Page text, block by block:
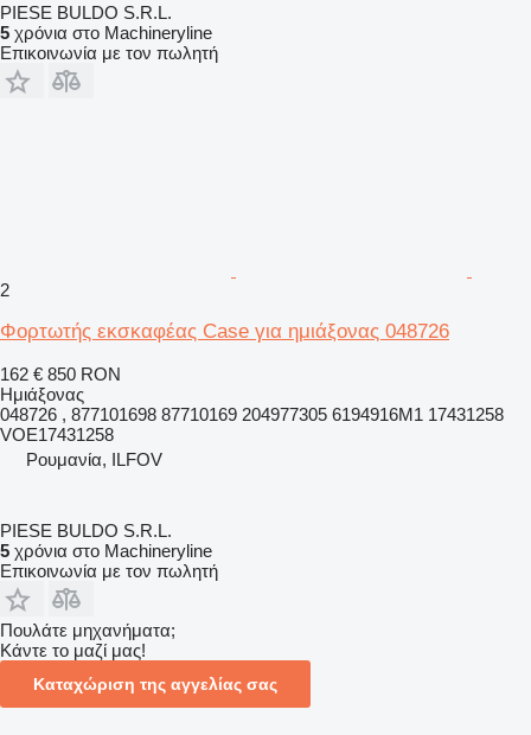
PIESE BULDO S.R.L.
5 χρόνια στο Machineryline
Επικοινωνία με τον πωλητή
2
Φορτωτής εκσκαφέας Case για ημιάξονας 048726
162 € 850 RON
Ημιάξονας
048726 , 877101698 87710169 204977305 6194916M1 17431258
VOE17431258
Ρουμανία, ILFOV
PIESE BULDO S.R.L.
5 χρόνια στο Machineryline
Επικοινωνία με τον πωλητή
Πουλάτε μηχανήματα;
Κάντε το μαζί μας!
Καταχώριση της αγγελίας σας